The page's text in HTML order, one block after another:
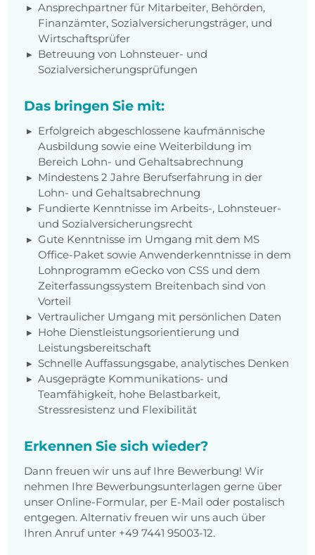
Ansprechpartner für Mitarbeiter, Behörden,
Finanzämter, Sozialversicherungsträger, und
Wirtschaftsprüfer
Betreuung von Lohnsteuer- und
Sozialversicherungsprüfungen
Das bringen Sie mit:
Erfolgreich abgeschlossene kaufmännische
Ausbildung sowie eine Weiterbildung im
Bereich Lohn- und Gehaltsabrechnung
Mindestens 2 Jahre Berufserfahrung in der
Lohn- und Gehaltsabrechnung
Fundierte Kenntnisse im Arbeits-, Lohnsteuer-
und Sozialversicherungsrecht
Gute Kenntnisse im Umgang mit dem MS
Office-Paket sowie Anwenderkenntnisse in dem
Lohnprogramm eGecko von CSS und dem
Zeiterfassungssystem Breitenbach sind von
Vorteil
Vertraulicher Umgang mit persönlichen Daten
Hohe Dienstleistungsorientierung und
Leistungsbereitschaft
Schnelle Auffassungsgabe, analytisches Denken
Ausgeprägte Kommunikations- und
Teamfähigkeit, hohe Belastbarkeit,
Stressresistenz und Flexibilität
Erkennen Sie sich wieder?
Dann freuen wir uns auf Ihre Bewerbung! Wir
nehmen Ihre Bewerbungsunterlagen gerne über
unser Online-Formular, per E-Mail oder postalisch
entgegen. Alternativ freuen wir uns auch über
Ihren Anruf unter +49 7441 95003-12.